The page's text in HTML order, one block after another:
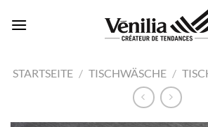
Inhalt
STARTSEITE / TISCHWÄSCHE /